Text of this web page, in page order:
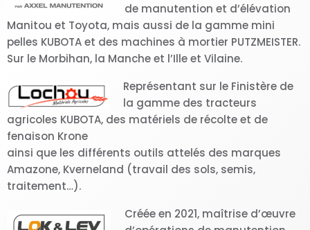
de manutention et d’élévation
Manitou et Toyota, mais aussi de la gamme mini
pelles KUBOTA et des machines à mortier PUTZMEISTER.
Sur le Morbihan, la Manche et l’Ille et Vilaine.
Représentant sur le Finistère de
la gamme des tracteurs
agricoles KUBOTA, des matériels de récolte et de
fenaison Krone
ainsi que les différents outils attelés des marques
Amazone, Kverneland (travail des sols, semis,
traitement…).
Créée en 2021, maîtrise d’œuvre